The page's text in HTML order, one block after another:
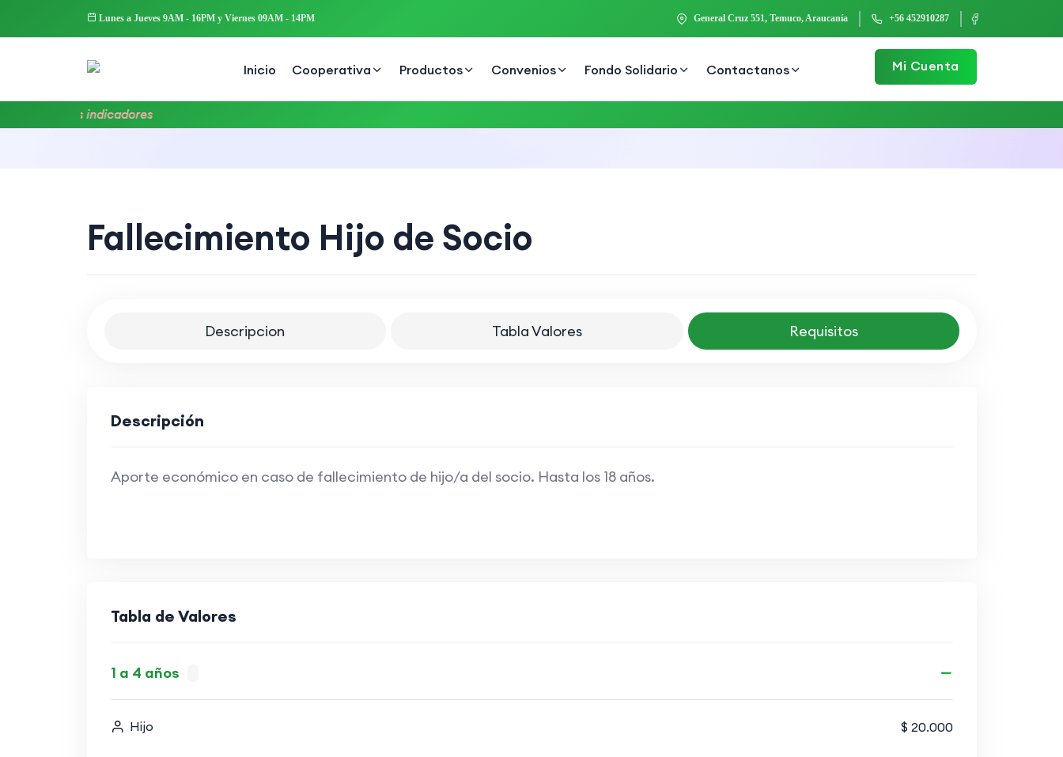
Lunes a Jueves 9AM - 16PM y Viernes 09AM - 14PM General Cruz 551, Temuco, Araucanía +56 452910287
Inicio Cooperativa Productos Convenios Fondo Solidario Contactanos Mi Cuenta
cargar los indicadores
Fallecimiento Hijo de Socio
Descripcion Tabla Valores Requisitos
Descripción
Aporte económico en caso de fallecimiento de hijo/a del socio. Hasta los 18 años.
Tabla de Valores
1 a 4 años
Hijo $ 20.000